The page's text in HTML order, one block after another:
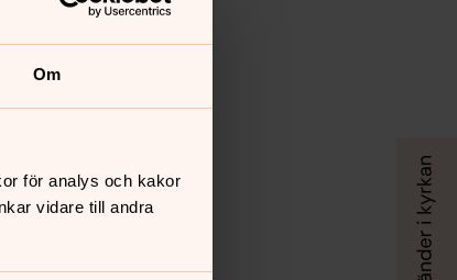
Om
för analys och kakor
vidare till andra